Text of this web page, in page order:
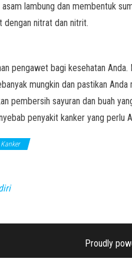
lambung dan membentuk
dengan nitrat dan nitrit.
pengawet bagi kesehatan
mungkin dan pastikan
pembersih sayuran dan buah
penyakit kanker yang perlu
Proudly